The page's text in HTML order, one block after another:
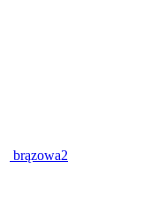
brązowa2